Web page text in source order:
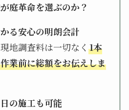
庭革命を選ぶのか？
る安心の明朗会計
地調査料は一切なく1本
業前に総額をお伝えしま
の施工も可能